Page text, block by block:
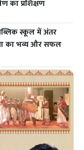
का प्रशिक्षण
स्कूल में अंतर
का भव्य और सफल